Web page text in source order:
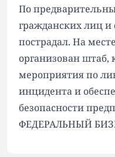
По
гражданских лиц и
пострадал. На
организован штаб,
мероприятия по
инцидента и
безопасности
ФЕДЕРАЛЬНЫЙ